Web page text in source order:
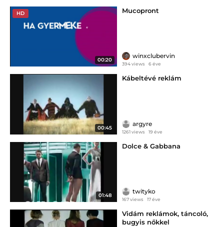
HD
00:20
Mucopront
winxclubervin
394 views 6 éve
00:45
Kábeltévé reklám
argyre
1261 views 19 éve
01:48
Dolce & Gabbana
twityko
167 views 17 éve
Vidám reklámok, táncoló,
bugyis nőkkel